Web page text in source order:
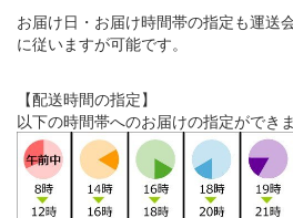
お届け日・お届け時間帯の指定も運送
に従いますが可能です。
【配送時間の指定】
以下の時間帯へのお届けの指定ができま